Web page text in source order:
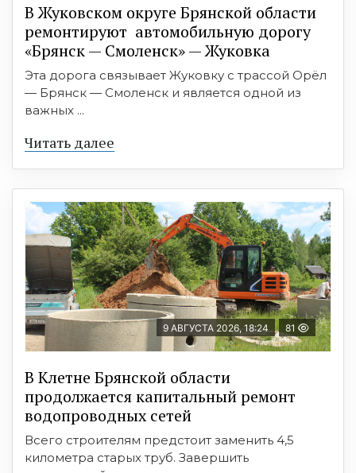
В Жуковском округе Брянской области
ремонтируют автомобильную дорогу
«Брянск — Смоленск» — Жуковка
Эта дорога связывает Жуковку с трассой Орёл
— Брянск — Смоленск и является одной из
важных ...
Читать далее
9 АВГУСТА 2026, 18:24 81
В Клетне Брянской области
продолжается капитальный ремонт
водопроводных сетей
Всего строителям предстоит заменить 4,5
километра старых труб. Завершить